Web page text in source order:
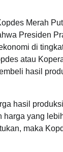
Merah
Presiden
di tingkat
atau
hasil
hasil
yang
maka